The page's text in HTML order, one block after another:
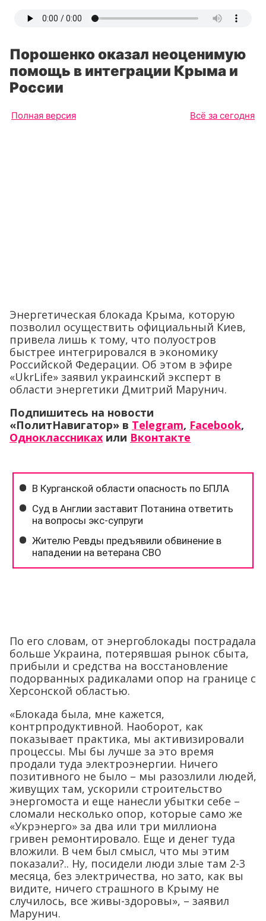
Порошенко оказал неоценимую
помощь в интеграции Крыма и
России
Полная версия Всё за сегодня
Энергетическая блокада Крыма, которую
позволил осуществить официальный Киев,
привела лишь к тому, что полуостров
быстрее интегрировался в экономику
Российской Федерации. Об этом в эфире
«UkrLife» заявил украинский эксперт в
области энергетики Дмитрий Марунич.
Подпишитесь на новости
«ПолитНавигатор» в Telegram, Facebook,
Одноклассниках или Вконтакте
По его словам, от энергоблокады пострадала
больше Украина, потерявшая рынок сбыта,
прибыли и средства на восстановление
подорванных радикалами опор на границе с
Херсонской областью.
«Блокада была, мне кажется,
контрпродуктивной. Наоборот, как
показывает практика, мы активизировали
процессы. Мы бы лучше за это время
продали туда электроэнергии. Ничего
позитивного не было – мы разозлили людей,
живущих там, ускорили строительство
энергомоста и еще нанесли убытки себе –
сломали несколько опор, которые само же
«Укрэнерго» за два или три миллиона
гривен ремонтировало. Еще и денег туда
вложили. В чем был смысл, что мы этим
показали?.. Ну, посидели люди злые там 2-3
месяца, без электричества, но зато, как вы
видите, ничего страшного в Крыму не
случилось, все живы-здоровы», – заявил
Марунич.